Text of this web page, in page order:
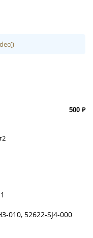
500 ₽
010, 52622-SJ4-000